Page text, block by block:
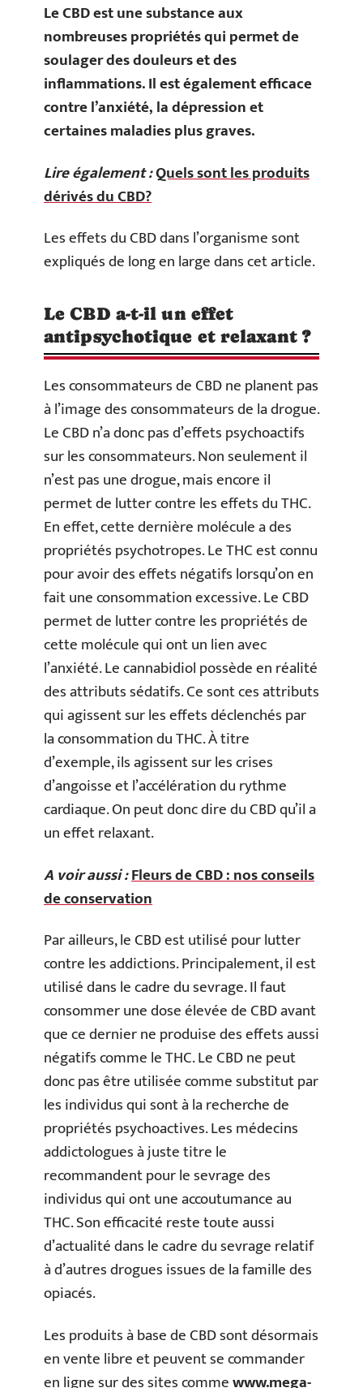
Le CBD est une substance aux
nombreuses propriétés qui permet de
soulager des douleurs et des
inflammations. Il est également efficace
contre l’anxiété, la dépression et
certaines maladies plus graves.
Lire également :Quels sont les produits
dérivés du CBD?
Les effets du CBD dans l’organisme sont
expliqués de long en large dans cet article.
Le CBD a-t-il un effet
antipsychotique et relaxant ?
Les consommateurs de CBD ne planent pas
à l’image des consommateurs de la drogue.
Le CBD n’a donc pas d’effets psychoactifs
sur les consommateurs. Non seulement il
n’est pas une drogue, mais encore il
permet de lutter contre les effets du THC.
En effet, cette dernière molécule a des
propriétés psychotropes. Le THC est connu
pour avoir des effets négatifs lorsqu’on en
fait une consommation excessive. Le CBD
permet de lutter contre les propriétés de
cette molécule qui ont un lien avec
l’anxiété. Le cannabidiol possède en réalité
des attributs sédatifs. Ce sont ces attributs
qui agissent sur les effets déclenchés par
la consommation du THC. À titre
d’exemple, ils agissent sur les crises
d’angoisse et l’accélération du rythme
cardiaque. On peut donc dire du CBD qu’il a
un effet relaxant.
A voir aussi :Fleurs de CBD : nos conseils
de conservation
Par ailleurs, le CBD est utilisé pour lutter
contre les addictions. Principalement, il est
utilisé dans le cadre du sevrage. Il faut
consommer une dose élevée de CBD avant
que ce dernier ne produise des effets aussi
négatifs comme le THC. Le CBD ne peut
donc pas être utilisée comme substitut par
les individus qui sont à la recherche de
propriétés psychoactives. Les médecins
addictologues à juste titre le
recommandent pour le sevrage des
individus qui ont une accoutumance au
THC. Son efficacité reste toute aussi
d’actualité dans le cadre du sevrage relatif
à d’autres drogues issues de la famille des
opiacés.
Les produits à base de CBD sont désormais
en vente libre et peuvent se commander
en ligne sur des sites commewww.mega-